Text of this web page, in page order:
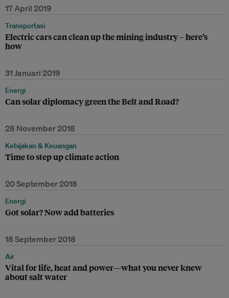
17 April 2019
Transportasi
Electric cars can clean up the mining industry – here’s
how
31 Januari 2019
Energi
Can solar diplomacy green the Belt and Road?
28 November 2018
Kebijakan & Keuangan
Time to step up climate action
20 September 2018
Energi
Got solar? Now add batteries
18 September 2018
Air
Vital for life, heat and power—what you never knew
about salt water